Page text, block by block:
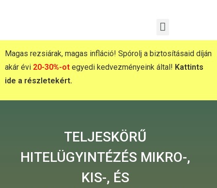
Magas rezsiárak, magas infláció! Spórolj a biztosításaid díján
akár évi 20-30%-ot egyedi kedvezményeink által! Kattints
ide a részletekért.
TELJESKÖRŰ
HITELÜGYINTÉZÉS MIKRO-,
KIS-, ÉS